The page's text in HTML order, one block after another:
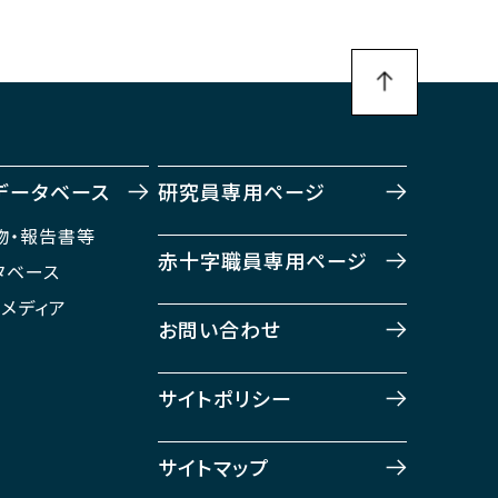
ータベース
・報告書等
ベース
ディア
研究員専用ページ
赤十字職員専用ページ
お問い合わせ
サイトポリシー
サイトマップ